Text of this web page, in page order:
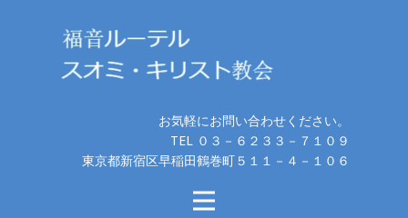
お気軽にお問い合わせください。
TEL ０３－６２３３－７１０９
東京都新宿区早稲田鶴巻町５１１－４－１０６